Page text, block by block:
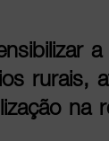
rurais,
na